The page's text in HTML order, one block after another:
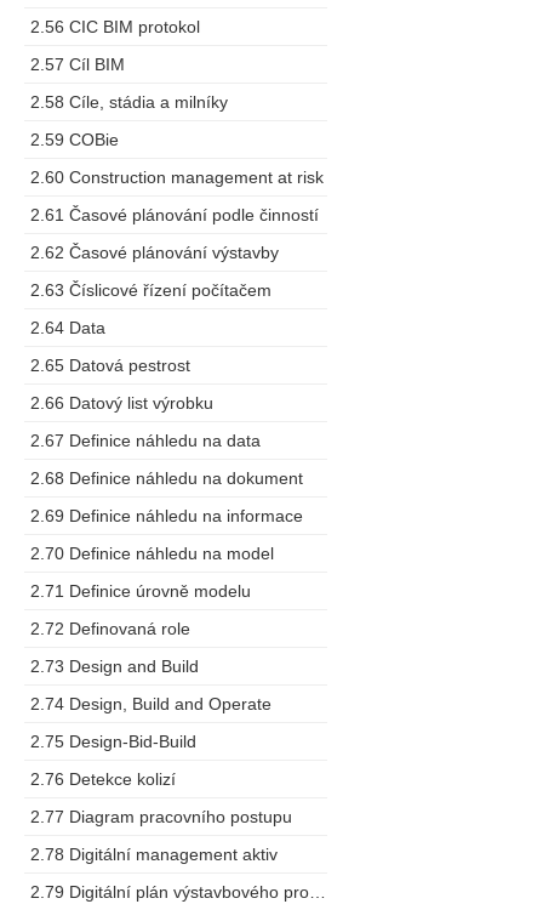
2.56 CIC BIM protokol
2.57 Cíl BIM
2.58 Cíle, stádia a milníky
2.59 COBie
2.60 Construction management at risk
2.61 Časové plánování podle činností
2.62 Časové plánování výstavby
2.63 Číslicové řízení počítačem
2.64 Data
2.65 Datová pestrost
2.66 Datový list výrobku
2.67 Definice náhledu na data
2.68 Definice náhledu na dokument
2.69 Definice náhledu na informace
2.70 Definice náhledu na model
2.71 Definice úrovně modelu
2.72 Definovaná role
2.73 Design and Build
2.74 Design, Build and Operate
2.75 Design-Bid-Build
2.76 Detekce kolizí
2.77 Diagram pracovního postupu
2.78 Digitální management aktiv